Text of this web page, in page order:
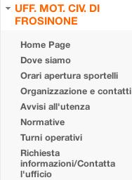
UFF. MOT. CIV. DI
FROSINONE
Home Page
Dove siamo
Orari apertura sportelli
Organizzazione e contatti
Avvisi all'utenza
Normative
Turni operativi
Richiesta
informazioni/Contatta
l'ufficio